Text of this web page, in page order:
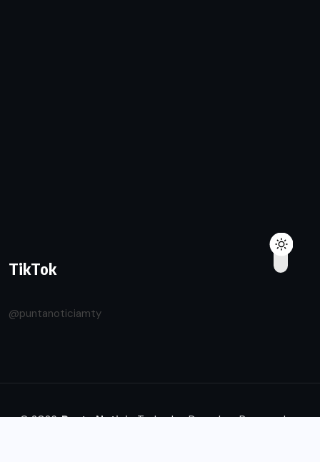
TikTok
@puntanoticiamty
© 2026.Punta NoticiaTodos los Derechos Reservados.